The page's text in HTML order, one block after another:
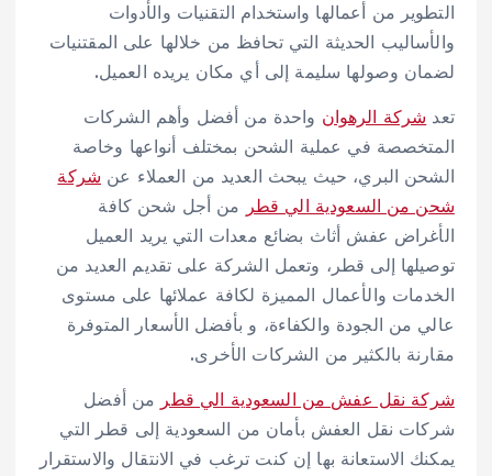
التطوير من أعمالها واستخدام التقنيات والأدوات
والأساليب الحديثة التي تحافظ من خلالها على المقتنيات
لضمان وصولها سليمة إلى أي مكان يريده العميل.
تعد شركة الرهوان واحدة من أفضل وأهم الشركات
المتخصصة في عملية الشحن بمختلف أنواعها وخاصة
الشحن البري، حيث يبحث العديد من العملاء عن شركة
شحن من السعودية الي قطر من أجل شحن كافة
الأغراض عفش أثاث بضائع معدات التي يريد العميل
توصيلها إلى قطر، وتعمل الشركة على تقديم العديد من
الخدمات والأعمال المميزة لكافة عملائها على مستوى
عالي من الجودة والكفاءة، و بأفضل الأسعار المتوفرة
مقارنة بالكثير من الشركات الأخرى.
شركة نقل عفش من السعودية الي قطر من أفضل
شركات نقل العفش بأمان من السعودية إلى قطر التي
يمكنك الاستعانة بها إن كنت ترغب في الانتقال والاستقرار